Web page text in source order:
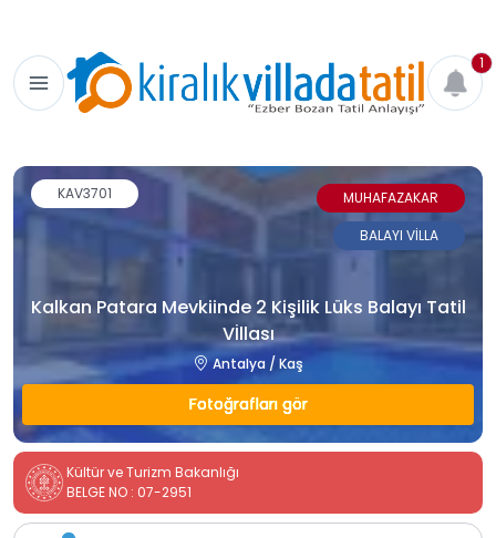
1
Kalkan Patara Mevkiinde 2 Kişilik Lüks Balayı Tatil
Vİllası
Antalya / Kaş
Fotoğrafları gör
KAV3701
MUHAFAZAKAR
BALAYI VİLLA
Kültür ve Turizm Bakanlığı
BELGE NO : 07-2951